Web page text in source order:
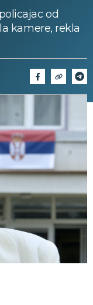
od
kamere, rekla